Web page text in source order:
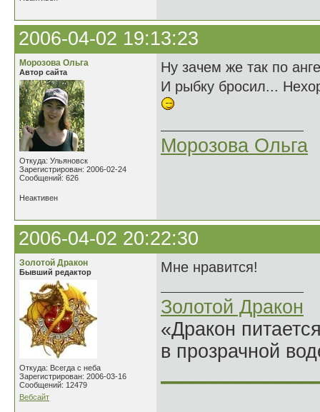
2006-04-02 19:13:23
Морозова Ольга
Автор сайта
Откуда: Ульяновск
Зарегистрирован: 2006-02-24
Сообщений: 626
Ну зачем же так по
И рыбку бросил...
Морозова Ольга
Неактивен
2006-04-02 20:22:30
Золотой Дракон
Бывший редактор
Откуда: Всегда с неба
Зарегистрирован: 2006-03-16
Сообщений: 12479
Вебсайт
Мне нравится!
Золотой Дракон
«Дракон
в прозрачной